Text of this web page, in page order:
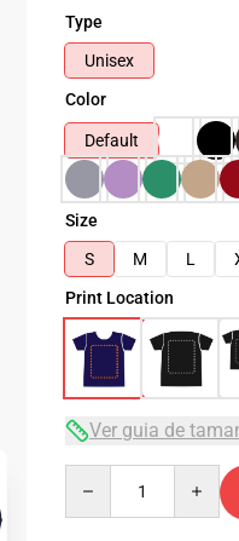
Type
Unisex
Color
Default
Size
S
M L
Print Location
Ver guia de